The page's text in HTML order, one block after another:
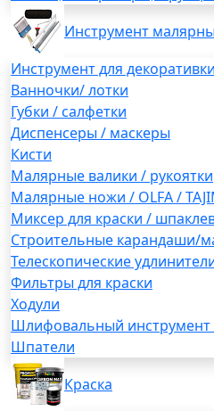
Инструмент
Инструмент для декоративки
Ванночки/ лотки
Губки / салфетки
Диспенсеры / маскеры
Кисти
Малярные валики / рукоятки
Малярные ножи / OLFA /
Миксер для краски /
Строительные карандаши/
Телескопические
Фильтры для краски
Ходули
Шлифовальный инструмент
Шпатели
Краска